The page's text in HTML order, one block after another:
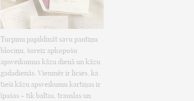
Turpinu papildināt savu pantiņu
blociņu, šoreiz apkopošu
apsveikumus kāzu dienā un kāzu
gadadienās. Vienmēr ir licies, ka
tieši kāzu apsveikumu kartiņas ir
īpašas – tik baltas, trauslas un